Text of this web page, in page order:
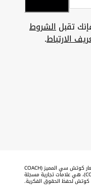
تقبلالشروط
الارتباط.
©2026 شركة كوتش لحفظ الحقوق الفكرية (COACH IP HOLDINGS LLC). جميع الحقوق محفوظة. كوتش (COACH)، وشعار كوتش سي المميز (COACH
SIGNATURE C DESIGN)، وكوتش & تاج (COACH & TAG DESIGN)، وتصميم الحصان والعربة (COACH HORSE & CARRIAGE DESIGN)، هي علامات تجارية مسجلة
لحفظ الحقوق الفكرية.